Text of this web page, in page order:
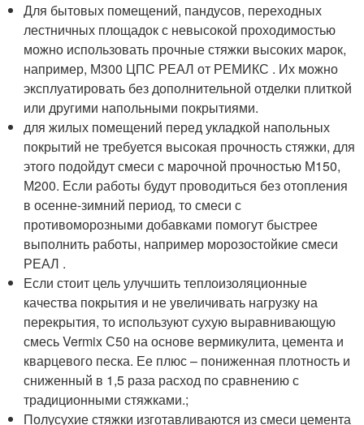
Для бытовых помещений, пандусов, переходных
лестничных площадок с невысокой проходимостью
можно использовать прочные стяжки высоких марок,
например, М300 ЦПС РЕАЛ от РЕМИКС . Их можно
эксплуатировать без дополнительной отделки плиткой
или другими напольными покрытиями.
для жилых помещений перед укладкой напольных
покрытий не требуется высокая прочность стяжки, для
этого подойдут смеси с марочной прочностью М150,
М200. Если работы будут проводиться без отопления
в осенне-зимний период, то смеси с
противоморозными добавками помогут быстрее
выполнить работы, например морозостойкие смеси
РЕАЛ .
Если стоит цель улучшить теплоизоляционные
качества покрытия и не увеличивать нагрузку на
перекрытия, то используют сухую выравнивающую
смесь Vermix С50 на основе вермикулита, цемента и
кварцевого песка. Ее плюс – пониженная плотность и
сниженный в 1,5 раза расход по сравнению с
традиционными стяжками.;
Полусухие стяжки изготавливаются из смеси цемента